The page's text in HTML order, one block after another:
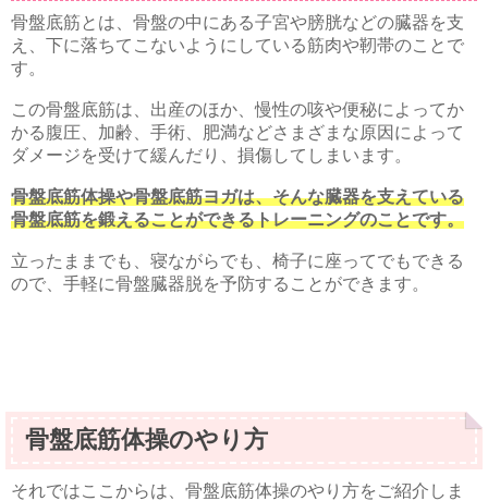
骨盤底筋とは、骨盤の中にある子宮や膀胱などの臓器を支
え、下に落ちてこないようにしている筋肉や靭帯のことで
す。
この骨盤底筋は、出産のほか、慢性の咳や便秘によってか
かる腹圧、加齢、手術、肥満などさまざまな原因によって
ダメージを受けて緩んだり、損傷してしまいます。
骨盤底筋体操や骨盤底筋ヨガは、そんな臓器を支えている
骨盤底筋を鍛えることができるトレーニングのことです。
立ったままでも、寝ながらでも、椅子に座ってでもできる
ので、手軽に骨盤臓器脱を予防することができます。
骨盤底筋体操のやり方
それではここからは、骨盤底筋体操のやり方をご紹介しま